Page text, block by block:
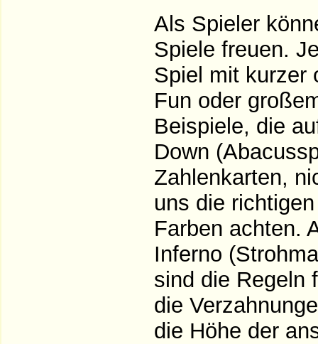
Als Spieler
Spiele freuen.
Spiel mit kurzer
Fun oder
Beispiele, die
Down
Zahlenkarten,
uns die
Farben achten.
Inferno
sind die Regeln
die
die Höhe der